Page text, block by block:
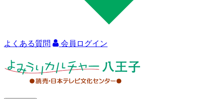
よくある質問 会員ログイン